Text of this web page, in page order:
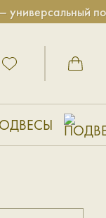
подарок